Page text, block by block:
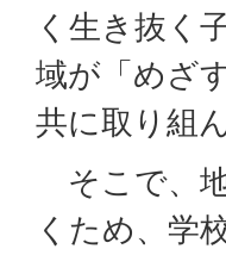
く生き抜く
域が「めざ
共に取り組
そこで、
くため、学